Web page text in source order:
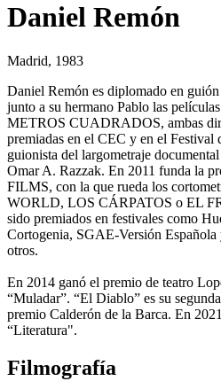
Daniel Remón
Madrid, 1983
Daniel Remón es diplomado en
junto a su hermano Pablo las
METROS CUADRADOS, ambas
premiadas en el CEC y en el Festival
guionista del largometraje
Omar A. Razzak. En 2011 funda la
FILMS, con la que rueda los
WORLD, LOS CÁRPATOS o EL
sido premiados en festivales como
Cortogenia, SGAE-Versión
otros.
En 2014 ganó el premio de teatro
“Muladar”. “El Diablo” es su
premio Calderón de la Barca. En
“Literatura".
Filmografía